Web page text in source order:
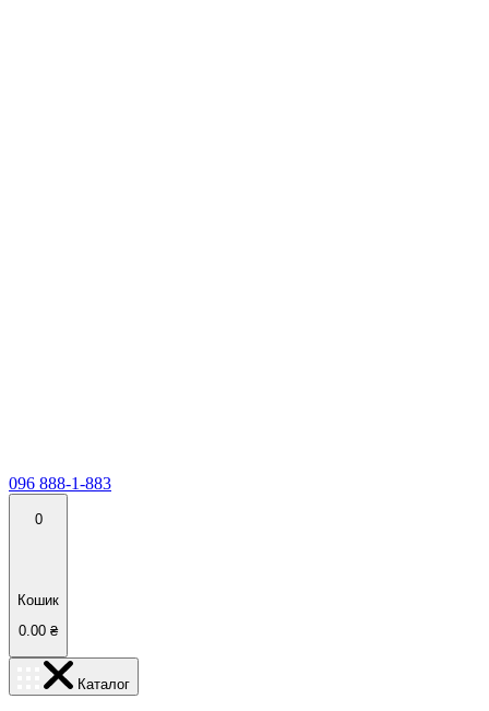
096 888-1-883
0
Кошик
0.00 ₴
Каталог